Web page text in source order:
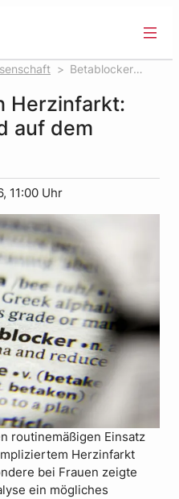
Betablocker
Herzinfarkt:
auf dem
11:00 Uhr
routinemäßigen Einsatz
Herzinfarkt
bei Frauen zeigte
ein mögliches